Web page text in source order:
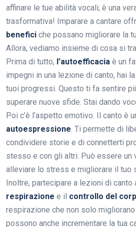
affinare le tue abilità vocali; è una
trasformativa! Imparare a cantare
benefici che possano migliorare la
Allora, vediamo insieme di cosa si
Prima di tutto, l’autoefficacia è un
impegni in una lezione di canto, hai
tuoi progressi. Questo ti fa sentire
superare nuove sfide. Stai dando
Poi c’è l’aspetto emotivo. Il canto è
autoespressione . Ti permette di
condividere storie e di connetterti
stesso e con gli altri. Può essere un
alleviare lo stress e migliorare il tuo
Inoltre, partecipare a lezioni di canto
respirazione e il controllo del
respirazione che non solo
possono anche incrementare la tua